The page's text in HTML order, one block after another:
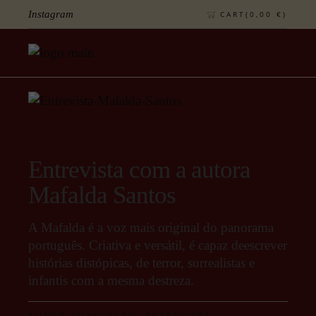
Instagram CART(0,00€)
Entrevista com a autora
Mafalda Santos
A Mafalda é a voz mais original do panorama
português. Criativa e versátil, é capaz deescrever
histórias distópicas, de terror, surrealistas e
infantis com a mesma destreza.